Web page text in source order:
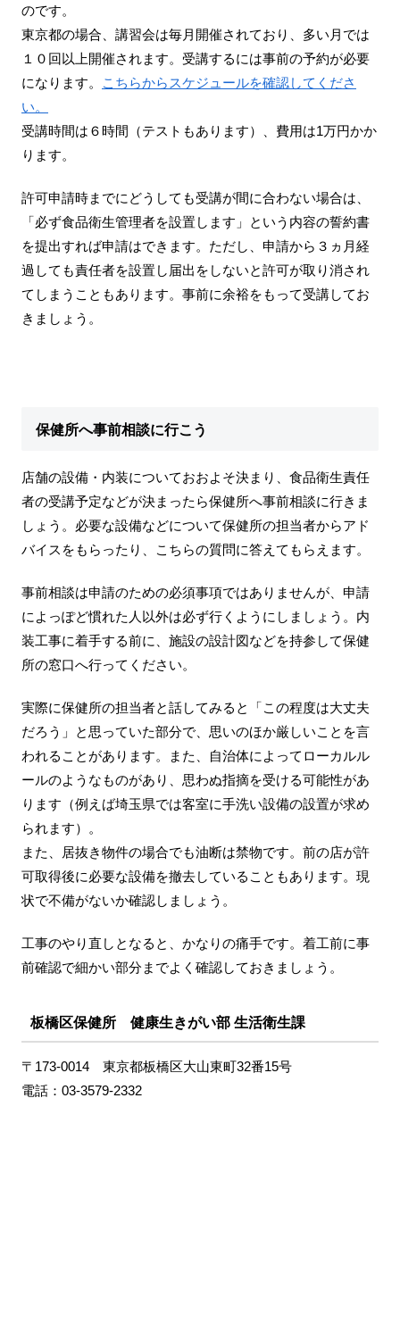
のです。
東京都の場合、講習会は毎月開催されており、多い月では
１０回以上開催されます。受講するには事前の予約が必要
になります。
こちらからスケジュールを確認してくださ
い。
受講時間は６時間（テストもあります）、費用は1万円かか
ります。
許可申請時までにどうしても受講が間に合わない場合は、
「必ず食品衛生管理者を設置します」という内容の誓約書
を提出すれば申請はできます。ただし、申請から３ヵ月経
過しても責任者を設置し届出をしないと許可が取り消され
てしまうこともあります。事前に余裕をもって受講してお
きましょう。
保健所へ事前相談に行こう
店舗の設備・内装についておおよそ決まり、食品衛生責任
者の受講予定などが決まったら保健所へ事前相談に行きま
しょう。必要な設備などについて保健所の担当者からアド
バイスをもらったり、こちらの質問に答えてもらえます。
事前相談は申請のための必須事項ではありませんが、申請
によっぽど慣れた人以外は必ず行くようにしましょう。内
装工事に着手する前に、施設の設計図などを持参して保健
所の窓口へ行ってください。
実際に保健所の担当者と話してみると「この程度は大丈夫
だろう」と思っていた部分で、思いのほか厳しいことを言
われることがあります。また、自治体によってローカルル
ールのようなものがあり、思わぬ指摘を受ける可能性があ
ります（例えば埼玉県では客室に手洗い設備の設置が求め
られます）。
また、居抜き物件の場合でも油断は禁物です。前の店が許
可取得後に必要な設備を撤去していることもあります。現
状で不備がないか確認しましょう。
工事のやり直しとなると、かなりの痛手です。着工前に事
前確認で細かい部分までよく確認しておきましょう。
板橋区保健所 健康生きがい部 生活衛生課
〒173-0014 東京都板橋区大山東町32番15号
電話：03-3579-2332